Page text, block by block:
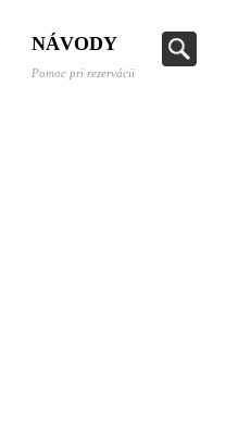
NÁVODY
Pomoc pri rezervácii